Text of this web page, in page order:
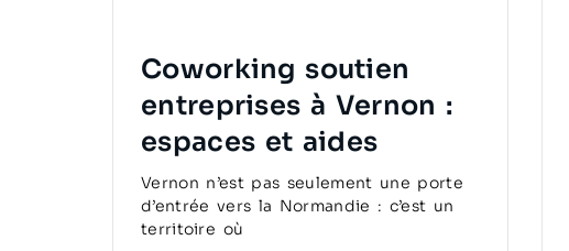
Coworking soutien
entreprises à Vernon :
espaces et aides
Vernon n’est pas seulement une porte
d’entrée vers la Normandie : c’est un
territoire où